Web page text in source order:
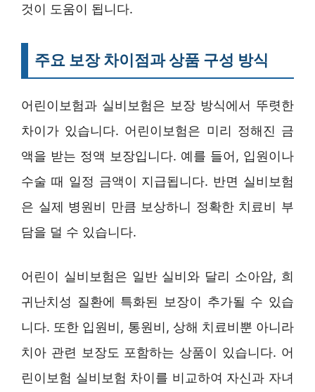
것이 도움이 됩니다.
주요 보장 차이점과 상품 구성 방식
어린이보험과 실비보험은 보장 방식에서 뚜렷한
차이가 있습니다. 어린이보험은 미리 정해진 금
액을 받는 정액 보장입니다. 예를 들어, 입원이나
수술 때 일정 금액이 지급됩니다. 반면 실비보험
은 실제 병원비 만큼 보상하니 정확한 치료비 부
담을 덜 수 있습니다.
어린이 실비보험은 일반 실비와 달리 소아암, 희
귀난치성 질환에 특화된 보장이 추가될 수 있습
니다. 또한 입원비, 통원비, 상해 치료비뿐 아니라
치아 관련 보장도 포함하는 상품이 있습니다. 어
린이보험 실비보험 차이를 비교하여 자신과 자녀